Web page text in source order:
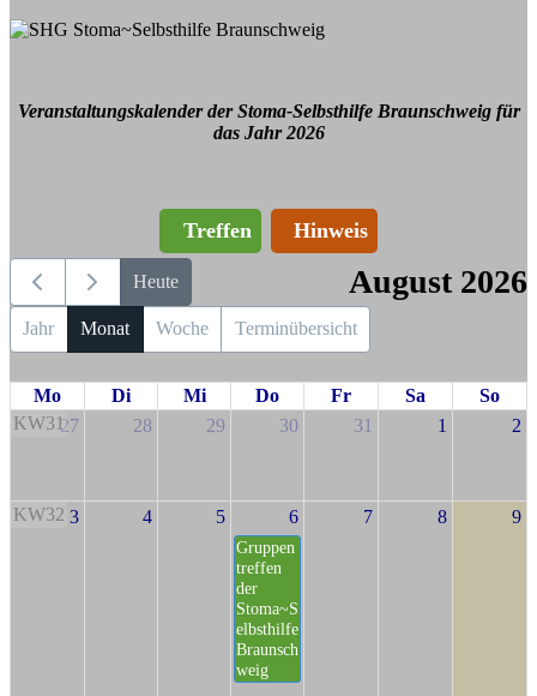
Veranstaltungskalender der Stoma-Selbsthilfe Braunschweig für
das Jahr 2026
Treffen Hinweis
Heute August 2026
Jahr Monat Woche Terminübersicht
Mo Di Mi Do Fr Sa
So
KW3127 28 29 30 31 1 2
KW32 3 4 5 6
Gruppen
treffen
der
Stoma~S
elbsthilfe
Braunsch
weig
7 8 9